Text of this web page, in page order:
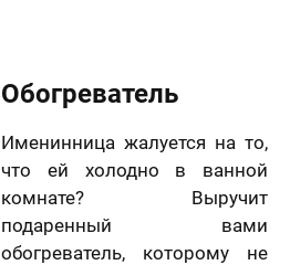
Обогреватель
Именинница жалуется на то,
что ей холодно в ванной
комнате? Выручит
подаренный вами
обогреватель, которому не